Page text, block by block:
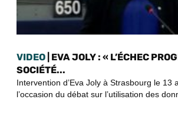
VIDEO | EVA JOLY : « L’ÉCHEC
SOCIÉTÉ...
Intervention d’Eva Joly à Strasbourg le 13
l’occasion du débat sur l’utilisation des